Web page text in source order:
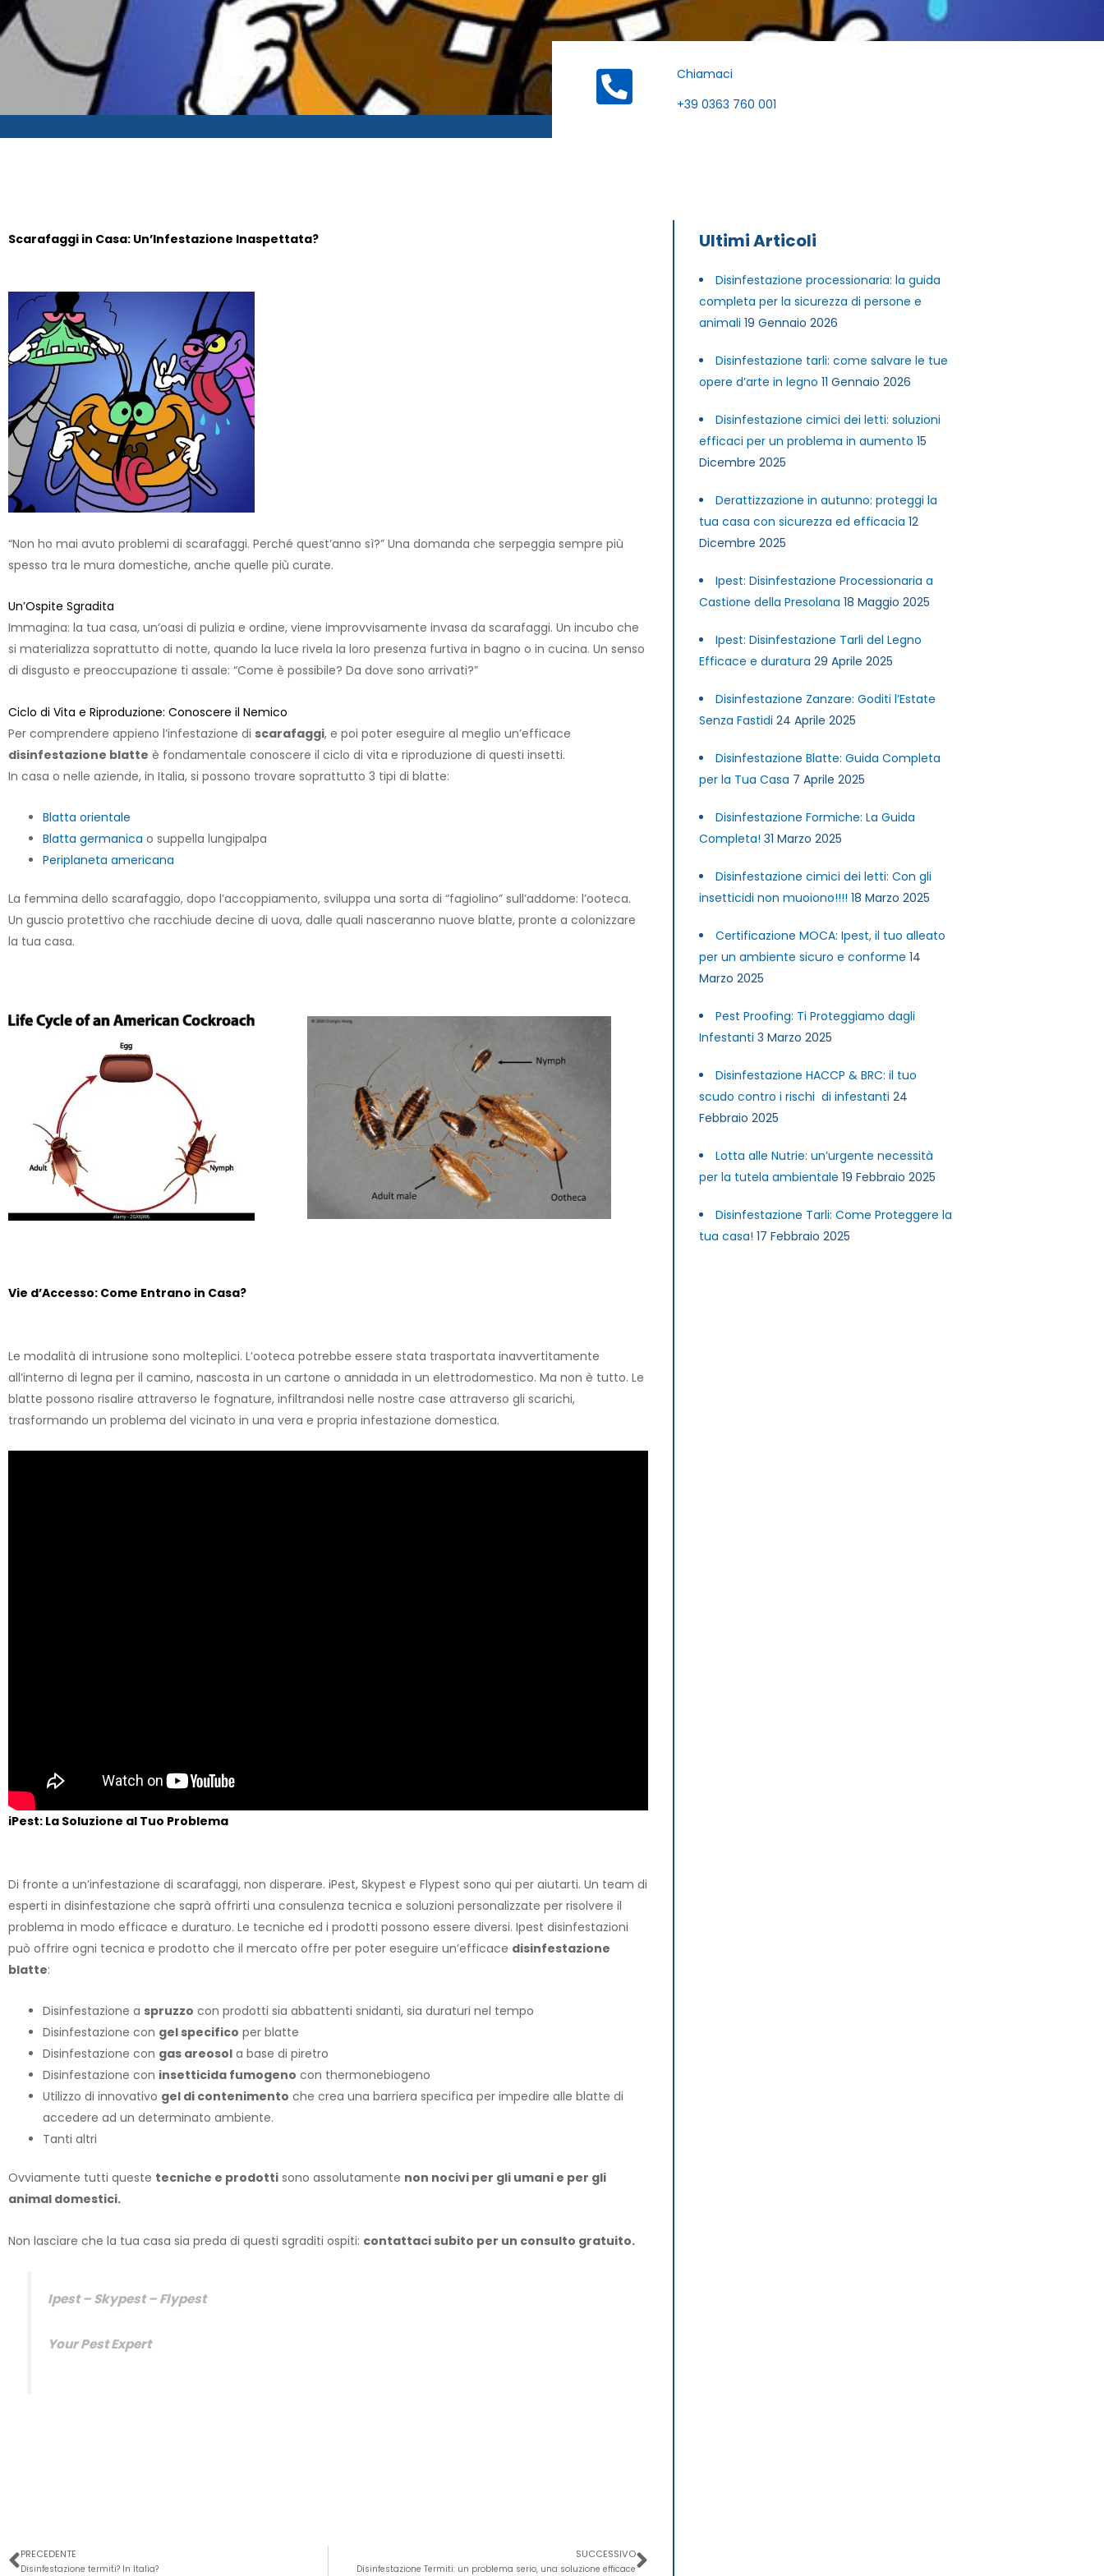
Chiamaci
+39 0363 760 001
Scarafaggi in Casa: Un’Infestazione Inaspettata?
“Non ho mai avuto problemi di scarafaggi. Perché quest’anno sì?” Una domanda che serpeggia sempre più
spesso tra le mura domestiche, anche quelle più curate.
Un’Ospite Sgradita
Immagina: la tua casa, un’oasi di pulizia e ordine, viene improvvisamente invasa da scarafaggi. Un incubo che
si materializza soprattutto di notte, quando la luce rivela la loro presenza furtiva in bagno o in cucina. Un senso
di disgusto e preoccupazione ti assale: “Come è possibile? Da dove sono arrivati?”
Ciclo di Vita e Riproduzione: Conoscere il Nemico
Per comprendere appieno l’infestazione di scarafaggi, e poi poter eseguire al meglio un’efficace
disinfestazione blatte è fondamentale conoscere il ciclo di vita e riproduzione di questi insetti.
In casa o nelle aziende, in Italia, si possono trovare soprattutto 3 tipi di blatte:
Blatta orientale
Blatta germanica o suppella lungipalpa
Periplaneta americana
La femmina dello scarafaggio, dopo l’accoppiamento, sviluppa una sorta di “fagiolino” sull’addome: l’ooteca.
Un guscio protettivo che racchiude decine di uova, dalle quali nasceranno nuove blatte, pronte a colonizzare
la tua casa.
Vie d’Accesso: Come Entrano in Casa?
Le modalità di intrusione sono molteplici. L’ooteca potrebbe essere stata trasportata inavvertitamente
all’interno di legna per il camino, nascosta in un cartone o annidada in un elettrodomestico. Ma non è tutto. Le
blatte possono risalire attraverso le fognature, infiltrandosi nelle nostre case attraverso gli scarichi,
trasformando un problema del vicinato in una vera e propria infestazione domestica.
iPest: La Soluzione al Tuo Problema
Di fronte a un’infestazione di scarafaggi, non disperare. iPest, Skypest e Flypest sono qui per aiutarti. Un team di
esperti in disinfestazione che saprà offrirti una consulenza tecnica e soluzioni personalizzate per risolvere il
problema in modo efficace e duraturo. Le tecniche ed i prodotti possono essere diversi. Ipest disinfestazioni
può offrire ogni tecnica e prodotto che il mercato offre per poter eseguire un’efficace disinfestazione
blatte:
Disinfestazione a spruzzo con prodotti sia abbattenti snidanti, sia duraturi nel tempo
Disinfestazione con gel specifico per blatte
Disinfestazione con gas areosol a base di piretro
Disinfestazione con insetticida fumogeno con thermonebiogeno
Utilizzo di innovativo gel di contenimento che crea una barriera specifica per impedire alle blatte di
accedere ad un determinato ambiente.
Tanti altri
Ovviamente tutti queste tecniche e prodotti sono assolutamente non nocivi per gli umani e per gli
animal domestici.
Non lasciare che la tua casa sia preda di questi sgraditi ospiti: contattaci subito per un consulto gratuito.
Ipest – Skypest – Flypest
Your Pest Expert
PRECEDENTE
Disinfestazione termiti? In Italia?
SUCCESSIVO
Disinfestazione Termiti: un problema serio, una soluzione efficace
Ultimi Articoli
Disinfestazione processionaria: la guida
completa per la sicurezza di persone e
animali 19 Gennaio 2026
Disinfestazione tarli: come salvare le tue
opere d’arte in legno 11 Gennaio 2026
Disinfestazione cimici dei letti: soluzioni
efficaci per un problema in aumento 15
Dicembre 2025
Derattizzazione in autunno: proteggi la
tua casa con sicurezza ed efficacia 12
Dicembre 2025
Ipest: Disinfestazione Processionaria a
Castione della Presolana 18 Maggio 2025
Ipest: Disinfestazione Tarli del Legno
Efficace e duratura 29 Aprile 2025
Disinfestazione Zanzare: Goditi l’Estate
Senza Fastidi 24 Aprile 2025
Disinfestazione Blatte: Guida Completa
per la Tua Casa 7 Aprile 2025
Disinfestazione Formiche: La Guida
Completa! 31 Marzo 2025
Disinfestazione cimici dei letti: Con gli
insetticidi non muoiono!!!! 18 Marzo 2025
Certificazione MOCA: Ipest, il tuo alleato
per un ambiente sicuro e conforme 14
Marzo 2025
Pest Proofing: Ti Proteggiamo dagli
Infestanti 3 Marzo 2025
Disinfestazione HACCP & BRC: il tuo
scudo contro i rischi di infestanti 24
Febbraio 2025
Lotta alle Nutrie: un’urgente necessità
per la tutela ambientale 19 Febbraio 2025
Disinfestazione Tarli: Come Proteggere la
tua casa! 17 Febbraio 2025